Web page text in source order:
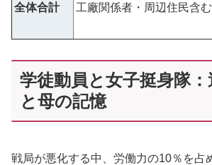
全体合計 工廠関係者・周辺住民含む
学徒動員と女子挺身隊
と母の記憶
戦局が悪化する中、労働力の10％を占